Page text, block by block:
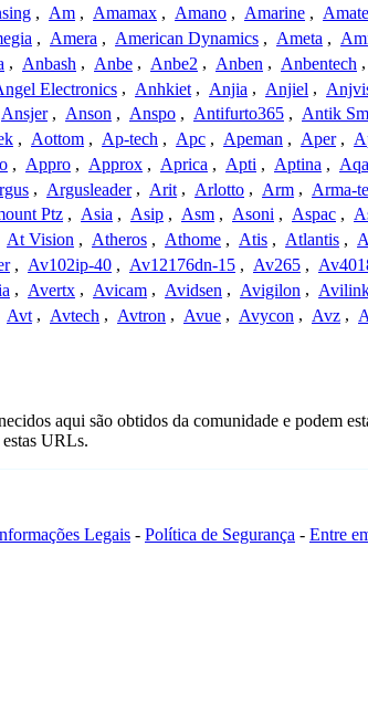
, Am , Amamax , Amano , Amarine ,
, Amera , American Dynamics , Ameta ,
, Anbash , Anbe , Anbe2 , Anben , Anbentech ,
Electronics , Anhkiet , Anjia , Anjiel ,
Ansjer , Anson , Anspo , Antifurto365 , Antik
, Aottom , Ap-tech , Apc , Apeman , Aper ,
, Appro , Approx , Aprica , Apti , Aptina ,
, Argusleader , Arit , Arlotto , Arm , Arma-
Ptz , Asia , Asip , Asm , Asoni , Aspac ,
At Vision , Atheros , Athome , Atis , Atlantis ,
, Av102ip-40 , Av12176dn-15 , Av265 ,
, Avertx , Avicam , Avidsen , Avigilon ,
Avt , Avtech , Avtron , Avue , Avycon , Avz ,
aqui são obtidos da comunidade e podem
URLs.
Legais - Política de Segurança - Entre